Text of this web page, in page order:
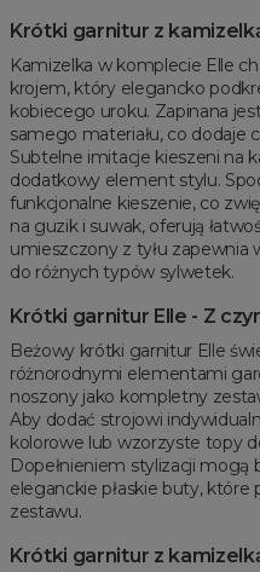
Krótki garnitur z
Kamizelka w komplecie Elle
krojem, który elegancko
kobiecego uroku. Zapinana
samego materiału, co dodaje
Subtelne imitacje kieszeni na
dodatkowy element stylu.
funkcjonalne kieszenie, co
na guzik i suwak, oferują
umieszczony z tyłu zapewnia
do różnych typów sylwetek.
Krótki garnitur Elle - Z
Beżowy krótki garnitur Elle
różnorodnymi elementami
noszony jako kompletny
Aby dodać strojowi
kolorowe lub wzorzyste topy
Dopełnieniem stylizacji mogą
eleganckie płaskie buty, które
zestawu.
Krótki garnitur z